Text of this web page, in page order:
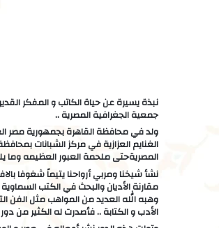
نبذة يسيرة عن حياة الكاتب و المفكر
جمعية الجغرافية المصرية ..
ولد في محافظة القاهرة بجمهورية مصر
الغنايم العزازية في مركز الشبانات
المصريةحتى ملحمة العبور العظيمه وما
نشأ شيخنا ومربي أرواحنا يتيماً شغوفا
مقارنة الأديان والبحث في الكتب
وهبه الله العديد من المواهب مثل الفن
الأدب و الكتابة .. فأصدرت له الكثير من